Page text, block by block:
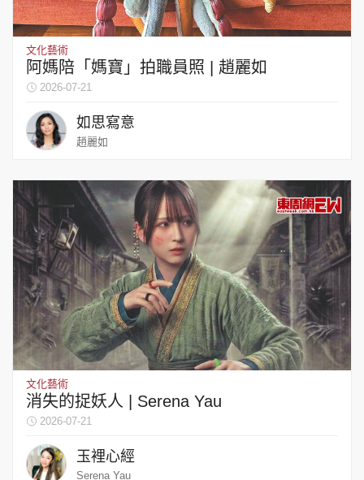
文化藝術
阿媽陪「媽寶」拍職員照 | 趙麗如
2026-07-21
如思寫意
趙麗如
文化藝術
消失的捉妖人 | Serena Yau
2026-07-21
玉裡心經
Serena Yau